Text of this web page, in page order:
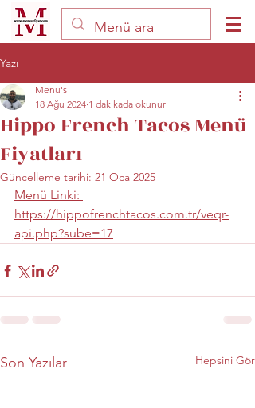
Yazı
Hippo French Tacos Menü
Fiyatları
Menu's
18 Ağu 2024 1 dakikada okunur
Güncelleme tarihi: 21 Oca 2025
Menü Linki:
https://hippofrenchtacos.com.tr/veqr-
api.php?sube=17
Son Yazılar Hepsini Gör